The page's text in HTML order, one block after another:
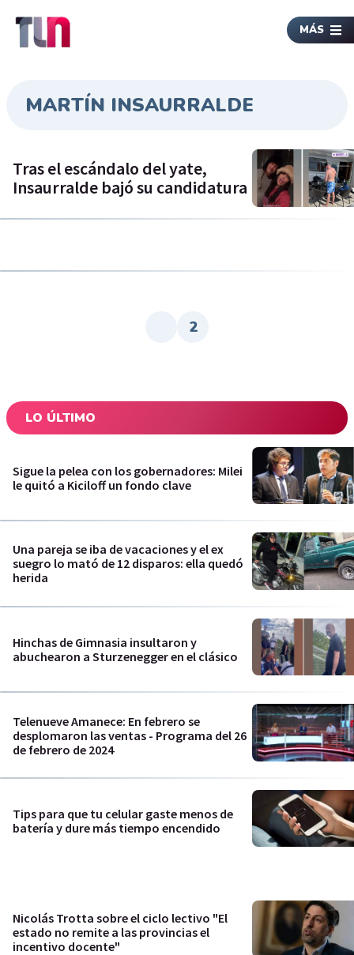
MÁS
MARTÍN INSAURRALDE
Tras el escándalo del yate,
Insaurralde bajó su candidatura
2
LO ÚLTIMO
Sigue la pelea con los gobernadores: Milei
le quitó a Kiciloff un fondo clave
Una pareja se iba de vacaciones y el ex
suegro lo mató de 12 disparos: ella quedó
herida
Hinchas de Gimnasia insultaron y
abuchearon a Sturzenegger en el clásico
Telenueve Amanece: En febrero se
desplomaron las ventas - Programa del 26
de febrero de 2024
Tips para que tu celular gaste menos de
batería y dure más tiempo encendido
Nicolás Trotta sobre el ciclo lectivo "El
estado no remite a las provincias el
incentivo docente"